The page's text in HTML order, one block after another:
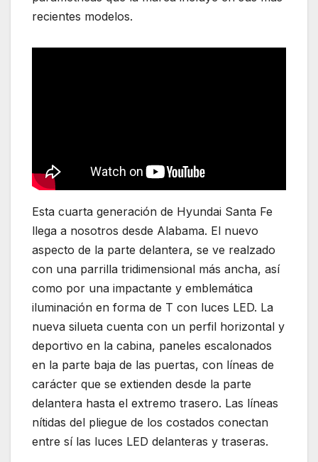
recientes modelos.
Esta cuarta generación de Hyundai Santa Fe
llega a nosotros desde Alabama. El nuevo
aspecto de la parte delantera, se ve realzado
con una parrilla tridimensional más ancha, así
como por una impactante y emblemática
iluminación en forma de T con luces LED. La
nueva silueta cuenta con un perfil horizontal y
deportivo en la cabina, paneles escalonados
en la parte baja de las puertas, con líneas de
carácter que se extienden desde la parte
delantera hasta el extremo trasero. Las líneas
nítidas del pliegue de los costados conectan
entre sí las luces LED delanteras y traseras.